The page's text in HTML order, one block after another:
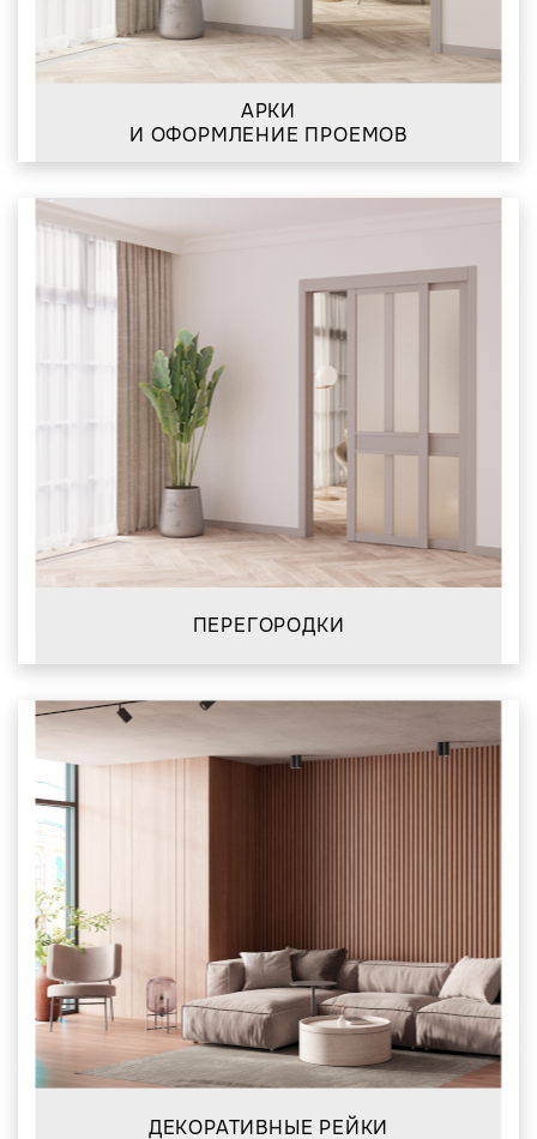
АРКИ
И ОФОРМЛЕНИЕ ПРОЕМОВ
ПЕРЕГОРОДКИ
ДЕКОРАТИВНЫЕ РЕЙКИ